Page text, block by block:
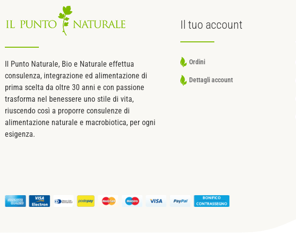
Il Punto Naturale, Bio e Naturale effettua
consulenza, integrazione ed alimentazione di
prima scelta da oltre 30 anni e con passione
trasforma nel benessere uno stile di vita,
riuscendo così a proporre consulenze di
alimentazione naturale e macrobiotica, per ogni
esigenza.
Il tuo account
Ordini
Dettagli account